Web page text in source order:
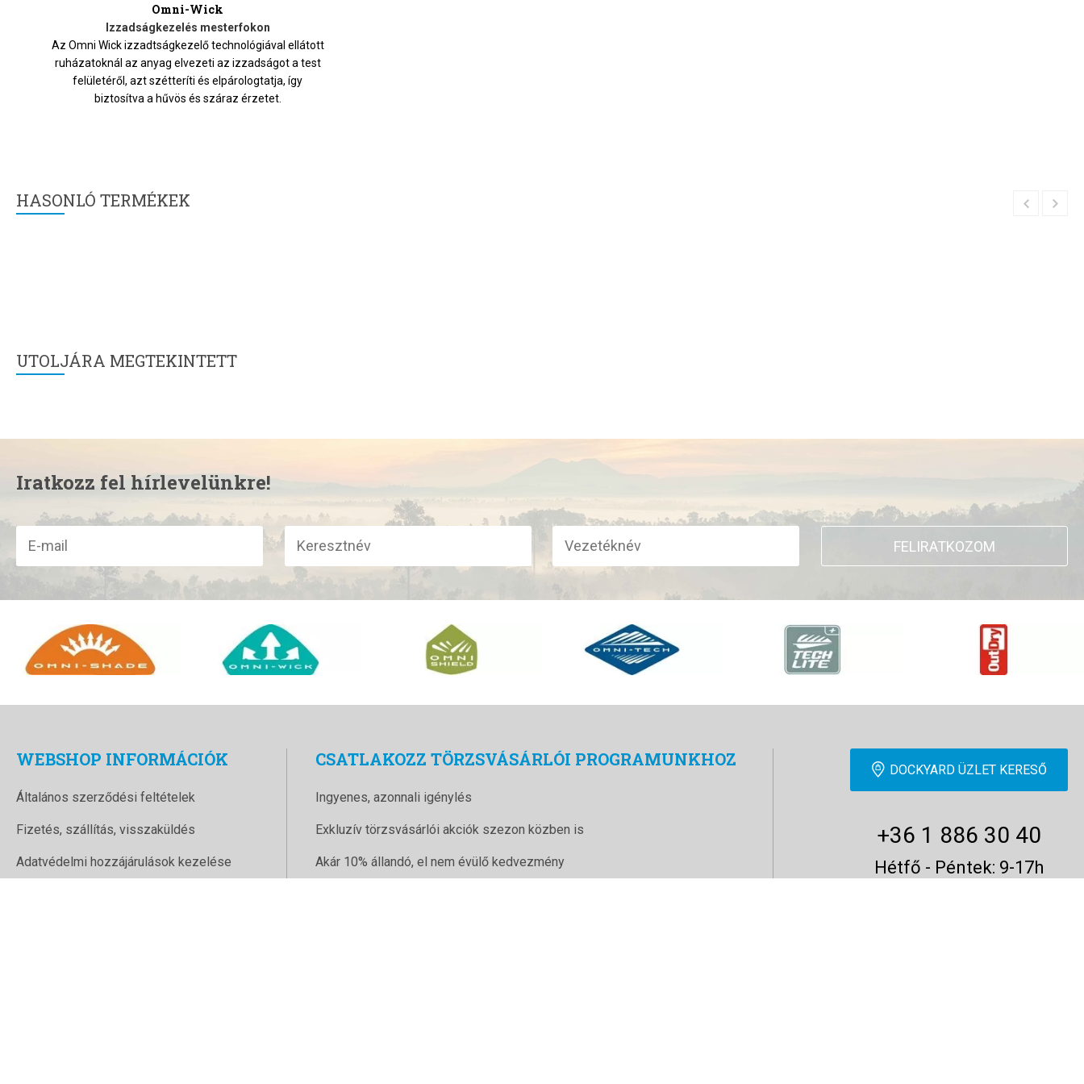
Omni-Wick
Izzadságkezelés mesterfokon
Az Omni Wick izzadtságkezelő technológiával ellátott
ruházatoknál az anyag elvezeti az izzadságot a test
felületéről, azt szétteríti és elpárologtatja, így
biztosítva a hűvös és száraz érzetet.
HASONLÓ TERMÉKEK
UTOLJÁRA MEGTEKINTETT
Iratkozz fel hírlevelünkre!
FELIRATKOZOM
WEBSHOP INFORMÁCIÓK
Általános szerződési feltételek
Fizetés, szállítás, visszaküldés
Adatvédelmi hozzájárulások kezelése
CSATLAKOZZ TÖRZSVÁSÁRLÓI PROGRAMUNKHOZ
Ingyenes, azonnali igénylés
Exkluzív törzsvásárlói akciók szezon közben is
Akár 10% állandó, el nem évülő kedvezmény
DOCKYARD ÜZLET KERESŐ
+36 1 886 30 40
Hétfő - Péntek: 9-17h